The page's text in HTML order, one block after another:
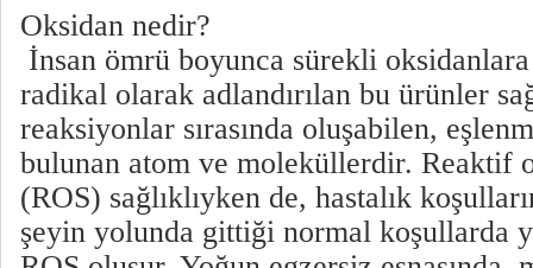
Oksidan nedir?
İnsan ömrü boyunca sürekli
radikal olarak adlandırılan bu ürünler
reaksiyonlar sırasında oluşabilen,
bulunan atom ve moleküllerdir. Reaktif
(ROS) sağlıklıyken de, hastalık
şeyin yolunda gittiği normal koşullarda